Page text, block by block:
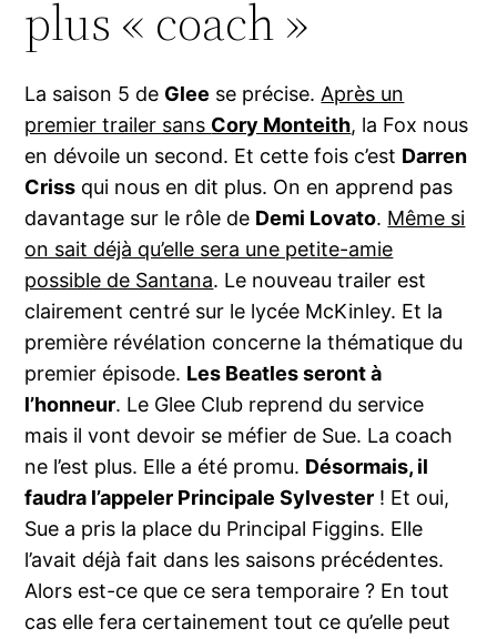
plus « coach »
La saison 5 de Glee se précise.Après un
premier trailer sans Cory Monteith, la Fox nous
en dévoile un second. Et cette fois c’est Darren
Criss qui nous en dit plus. On en apprend pas
davantage sur le rôle de Demi Lovato. Même si
on sait déjà qu’elle sera une petite-amie
possible de Santana. Le nouveau trailer est
clairement centré sur le lycée McKinley. Et la
première révélation concerne la thématique du
premier épisode. Les Beatles seront à
l’honneur. Le Glee Club reprend du service
mais il vont devoir se méfier de Sue. La coach
ne l’est plus. Elle a été promu. Désormais, il
faudra l’appeler Principale Sylvester ! Et oui,
Sue a pris la place du Principal Figgins. Elle
l’avait déjà fait dans les saisons précédentes.
Alors est-ce que ce sera temporaire ? En tout
cas elle fera certainement tout ce qu’elle peut